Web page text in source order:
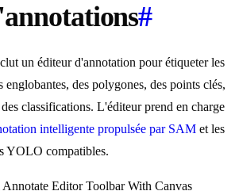
#
un éditeur d'annotation pour étiqueter les
englobantes, des polygones, des points clés,
classifications. L'éditeur prend en charge
intelligente propulsée par SAM et les
YOLO compatibles.